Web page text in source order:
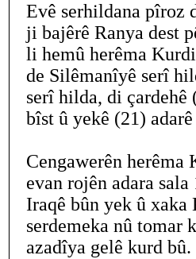
Evê serhildana pîroz
ji bajêrê Ranya dest
li hemû herêma
de Silêmanîyê serî
serî hilda, di çardehê
bîst û yekê (21)
Cengawerên herêma
evan rojên adara
Iraqê bûn yek û
serdemeka nû tomar
azadîya gelê kurd bû.